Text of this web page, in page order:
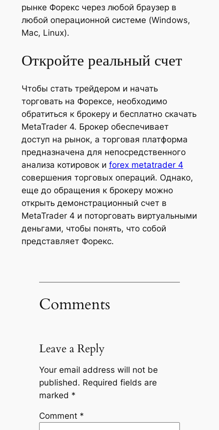
рынке Форекс через любой браузер в
любой операционной системе (Windows,
Mac, Linux).
Откройте реальный счет
Чтобы стать трейдером и начать
торговать на Форексе, необходимо
обратиться к брокеру и бесплатно скачать
MetaTrader 4. Брокер обеспечивает
доступ на рынок, а торговая платформа
предназначена для непосредственного
анализа котировок и forex metatrader 4
совершения торговых операций. Однако,
еще до обращения к брокеру можно
открыть демонстрационный счет в
MetaTrader 4 и поторговать виртуальными
деньгами, чтобы понять, что собой
представляет Форекс.
Comments
Leave a Reply
Your email address will not be
published. Required fields are
marked *
Comment *